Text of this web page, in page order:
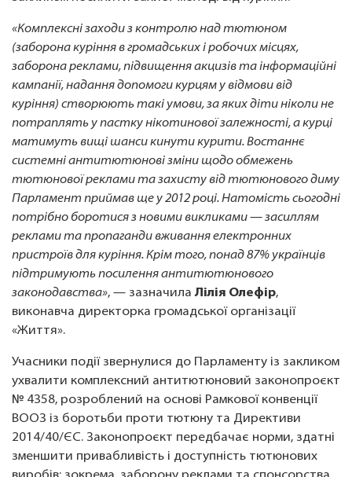
«Комплексні заходи з контролю над тютюном
(заборона куріння в громадських і робочих місцях,
заборона реклами, підвищення акцизів та інформаційні
кампанії, надання допомоги курцям у відмови від
куріння) створюють такі умови, за яких діти ніколи не
потраплять у пастку нікотинової залежності, а курці
матимуть вищі шанси кинути курити. Востаннє
системні антитютюнові зміни щодо обмежень
тютюнової реклами та захисту від тютюнового диму
Парламент приймав ще у 2012 році. Натомість сьогодні
потрібно боротися з новими викликами — засиллям
реклами та пропаганди вживання електронних
пристроїв для куріння. Крім того, понад 87% українців
підтримують посилення антитютюнового
законодавства», — зазначилаЛілія Олефір,
виконавча директорка громадської організації
«Життя».
Учасники події звернулися до Парламенту із закликом
ухвалити комплексний антитютюновий законопроєкт
№ 4358, розроблений на основі Рамкової конвенції
ВООЗ із боротьби проти тютюну та Директиви
2014/40/ЄС. Законопроєкт передбачає норми, здатні
зменшити привабливість і доступність тютюнових